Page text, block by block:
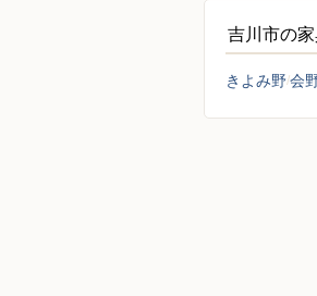
吉川市の
きよみ野会